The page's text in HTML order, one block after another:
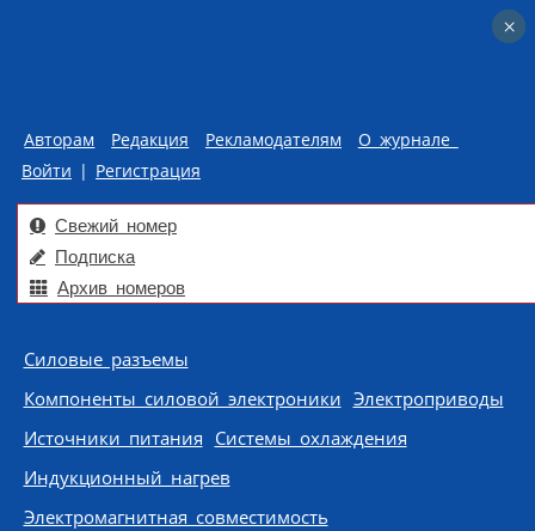
Авторам Редакция Рекламодателям
О журнале
Войти | Регистрация
Свежий номер
Подписка
Архив номеров
Skip to content
Силовые разъемы
Компоненты силовой электроники Электроприводы
Источники питания Системы охлаждения
Индукционный нагрев
Электромагнитная совместимость
×
×